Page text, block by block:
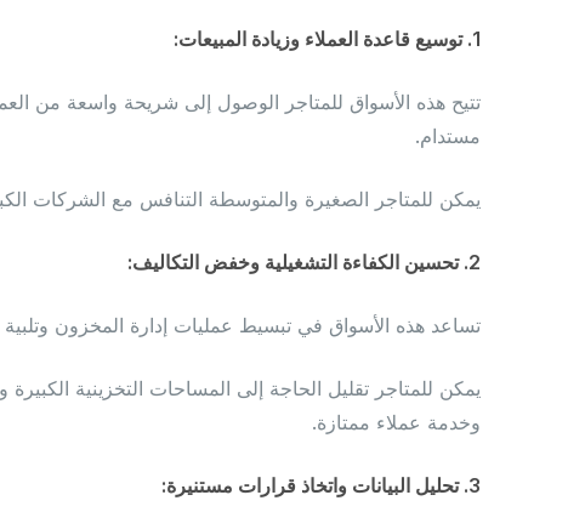
1. توسيع قاعدة العملاء وزيادة المبيعات:
تتيح هذه الأسواق للمتاجر الوصول إلى شريحة واسعة من
مستدام.
يمكن للمتاجر الصغيرة والمتوسطة التنافس مع الشركات
2. تحسين الكفاءة التشغيلية وخفض التكاليف:
تساعد هذه الأسواق في تبسيط عمليات إدارة المخزون
يمكن للمتاجر تقليل الحاجة إلى المساحات التخزينية
وخدمة عملاء ممتازة.
3. تحليل البيانات واتخاذ قرارات مستنيرة: